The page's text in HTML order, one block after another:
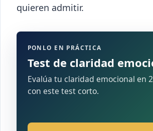
quieren admitir.
PONLO EN PRÁCTICA
Test de claridad
Evalúa tu claridad emocional en
con este test corto.